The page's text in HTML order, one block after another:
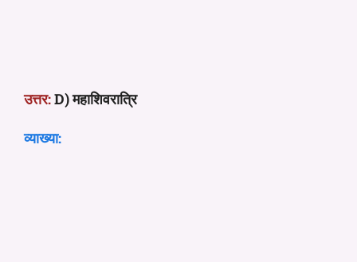
उत्तर:D) महाशिवरात्रि
व्याख्या: